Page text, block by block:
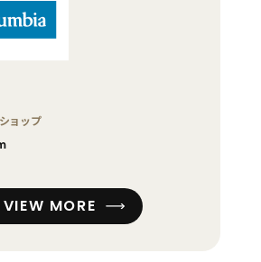
ショップ
VIEW MORE